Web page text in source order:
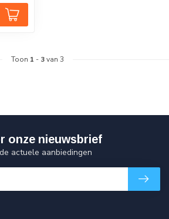
Toon 1 - 3van 3
onze nieuwsbrief
actuele aanbiedingen